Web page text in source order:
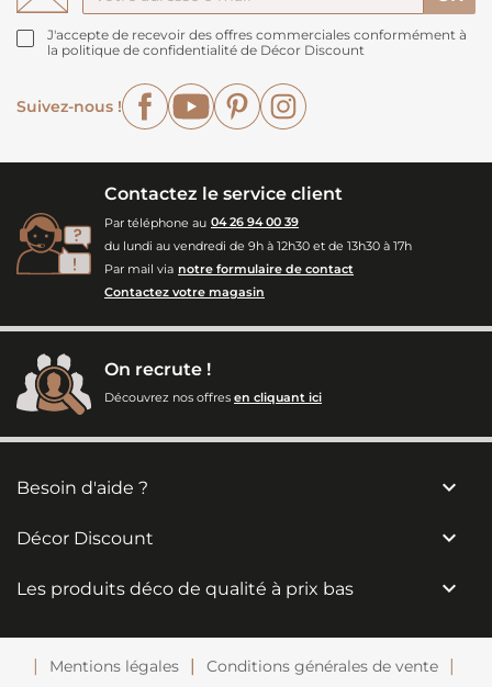
J'accepte de recevoir des offres commerciales conformément à
la politique de confidentialité de Décor Discount
Suivez-nous !
FacebookYouTubePinterest
Contactez le service client
Par téléphone au 04 26 94 00 39
du lundi au vendredi de 9h à 12h30 et de 13h30 à 17h
Par mail via notre formulaire de contact
Contactez votre magasin
On recrute !
Découvrez nos offres en cliquant ici
Besoin d'aide ? 
Décor Discount 
Les produits déco de qualité à prix bas 
Mentions légales Conditions générales de vente